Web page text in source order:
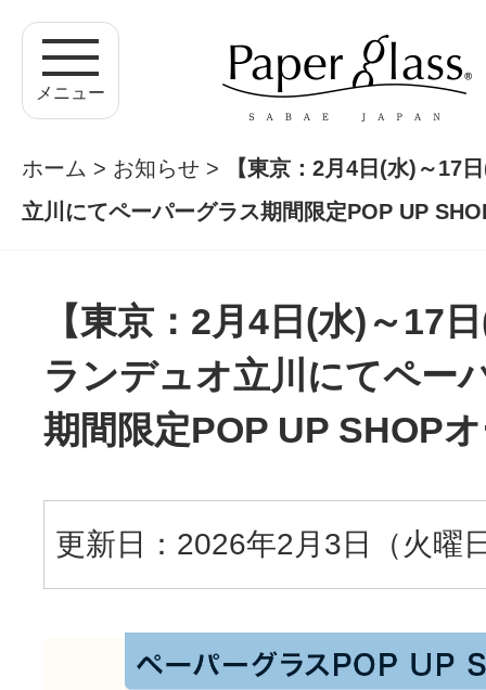
メニュー
ホーム > お知らせ >
【東京：2月4日(水)～17
立川にてペーパーグラス期間限定POP UP
【東京：2月4日(水)～17
ランデュオ立川にてペー
期間限定POP UP SHOP
更新日：2026年2月3日（火曜